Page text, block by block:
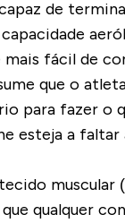
de
fácil de
que o
para fazer o
esteja a faltar
muscular
qualquer